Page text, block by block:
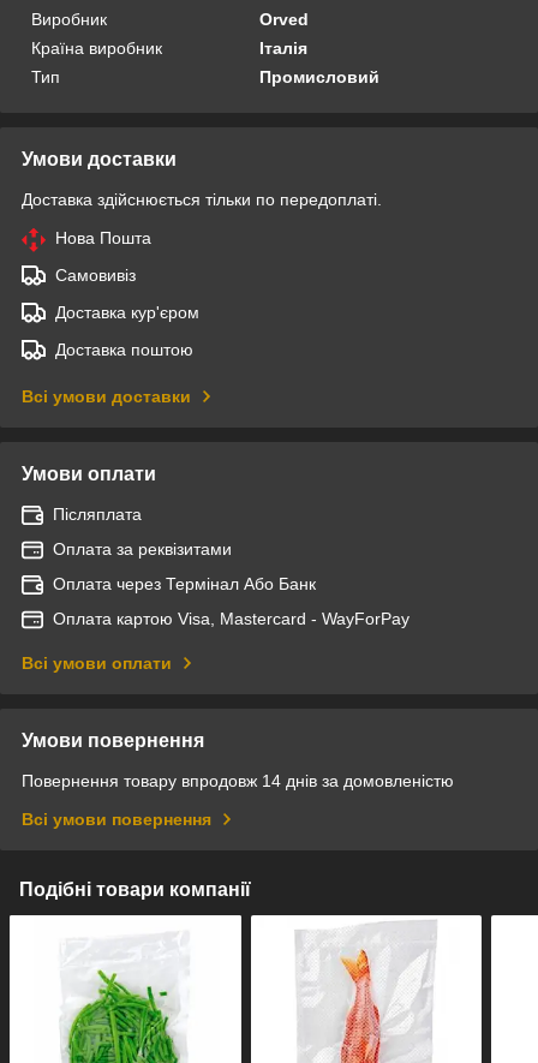
Виробник
Orved
Країна виробник
Італія
Тип
Промисловий
Умови доставки
Доставка здійснюється тільки по передоплаті.
Нова Пошта
Самовивіз
Доставка кур'єром
Доставка поштою
Всі умови доставки
Умови оплати
Післяплата
Оплата за реквізитами
Оплата через Термінал Або Банк
Оплата картою Visa, Mastercard - WayForPay
Всі умови оплати
Умови повернення
Повернення товару впродовж 14 днів за домовленістю
Всі умови повернення
Подібні товари компанії